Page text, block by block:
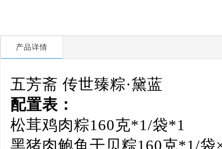
产品详情
五芳斋 传世臻粽·黛蓝
配置表：
松茸鸡肉粽160克*1/袋*1
黑猪肉鲍鱼干贝粽160克*1/袋